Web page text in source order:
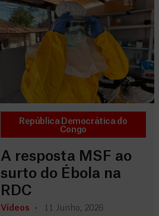
República Democrática do
Congo
A resposta MSF ao
surto do Ébola na
RDC
Vídeos 11 Junho, 2026